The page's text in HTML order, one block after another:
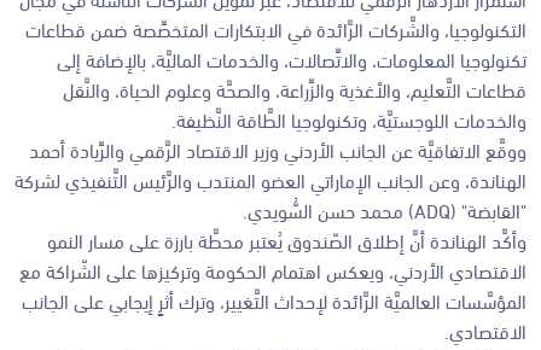
التكنولوجيا، والشَّركات الرَّائدة في الابتكارات المتخصِّصة ضمن قطاعات
تكنولوجيا المعلومات، والاتِّصالات، والخدمات الماليَّة، بالإضافة إلى
قطاعات التَّعليم، والأغذية والزِّراعة، والصحَّة وعلوم الحياة، والنَّقل
والخدمات اللوجستيَّة، وتكنولوجيا الطَّاقة النَّظيفة.
ووقَّع الاتفاقيَّة عن الجانب الأردني وزير الاقتصاد الرَّقمي والرِّيادة أحمد
الهناندة، وعن الجانب الإماراتي العضو المنتدب والرَّئيس التَّنفيذي لشركة
"القابضة" (ADQ) محمد حسن السُّويدي.
وأكَّد الهناندة أنَّ إطلاق الصّندوق يُعتبر محطَّة بارزة على مسار النمو
الاقتصادي الأردني، ويعكس اهتمام الحكومة وتركيزها على الشّراكة مع
المؤسَّسات العالميَّة الرَّائدة لإحداث التَّغيير، وترك أثرٍ إيجابي على الجانب
الاقتصادي.